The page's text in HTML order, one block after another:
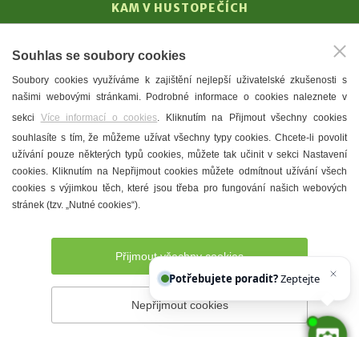
KAM V HUSTOPEČÍCH
T. G. Masaryk
Mandloně
Ubytování
Restaurace
Městské muzeum a galerie
Denní meníčka
Prohlášení o přístupnosti Správce webu
Souhlas se soubory cookies
Soubory cookies využíváme k zajištění nejlepší uživatelské zkušenosti s
našimi webovými stránkami. Podrobné informace o cookies naleznete v
sekci Více informací o cookies. Kliknutím na Přijmout všechny cookies
souhlasíte s tím, že můžeme užívat všechny typy cookies. Chcete-li povolit
užívání pouze některých typů cookies, můžete tak učinit v sekci Nastavení
cookies. Kliknutím na Nepřijmout cookies můžete odmítnout užívání všech
cookies s výjimkou těch, které jsou třeba pro fungování našich webových
stránek (tzv. „Nutné cookies“).
Přijmout všechny cookies
Nepřijmout cookies
Potřebujete poradit? Zeptejte se našeh